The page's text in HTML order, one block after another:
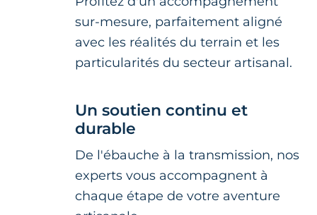
sur-mesure, parfaitement aligné
avec les réalités du terrain et les
particularités du secteur artisanal.
Un soutien continu et
durable
De l'ébauche à la transmission, nos
experts vous accompagnent à
chaque étape de votre aventure